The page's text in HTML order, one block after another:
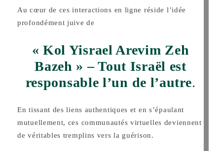
Au cœur de ces interactions en ligne réside l’idée
profondément juive de
« Kol Yisrael Arevim Zeh
Bazeh » – Tout Israël est
responsable l’un de l’autre.
En tissant des liens authentiques et en s’épaulant
mutuellement, ces communautés virtuelles deviennent
de véritables tremplins vers la guérison.